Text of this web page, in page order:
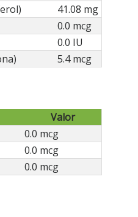
41.08 mg
0.0 mcg
0.0 IU
5.4 mcg
Valor
0.0 mcg
0.0 mcg
0.0 mcg